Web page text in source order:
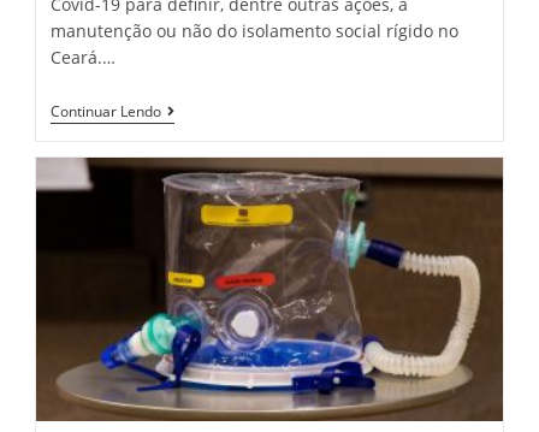
Covid-19 para definir, dentre outras ações, a
manutenção ou não do isolamento social rígido no
Ceará.…
Continuar LendoCamilo
Santana
Reúne
Com
Especialistas
Para
Decidir
Sobre
Manutenção
Do
Lockdown
No
Ceará